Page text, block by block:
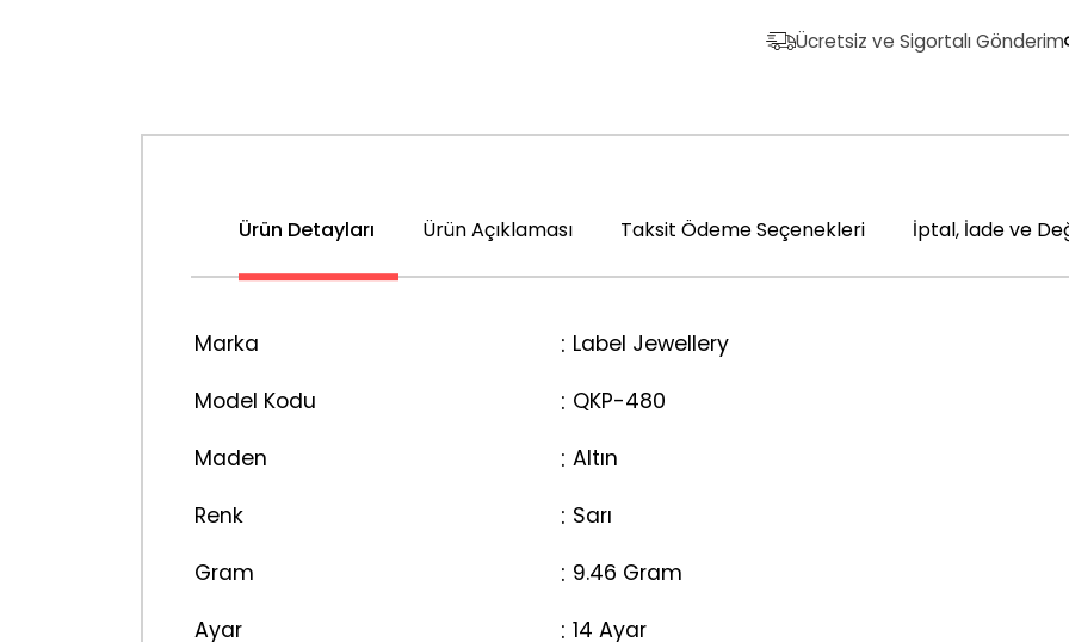
Ücretsiz ve Sigortalı Gönderim
Ürün Detayları Ürün Açıklaması Taksit Ödeme Seçenekleri İptal, İade ve
Marka
Label Jewellery
Model Kodu
QKP-480
Maden
Altın
Renk
Sarı
Gram
9.46 Gram
Ayar
14 Ayar